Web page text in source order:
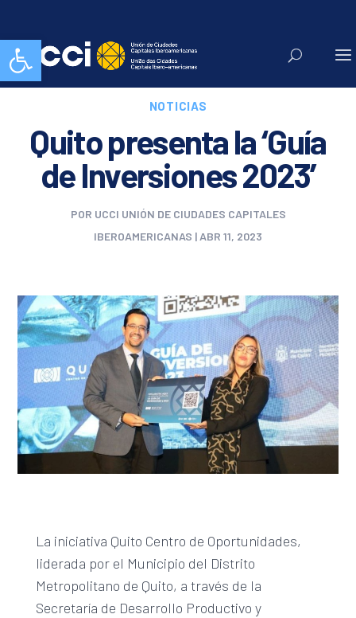
Abrir barra de herramientas
NOTICIAS
Quito presenta la ‘Guía
de Inversiones 2023’
POR UCCI UNIÓN DE CIUDADES CAPITALES
IBEROAMERICANAS | ABR 11, 2023
La iniciativa Quito Centro de Oportunidades,
liderada por el Municipio del Distrito
Metropolitano de Quito, a través de la
Secretaría de Desarrollo Productivo y